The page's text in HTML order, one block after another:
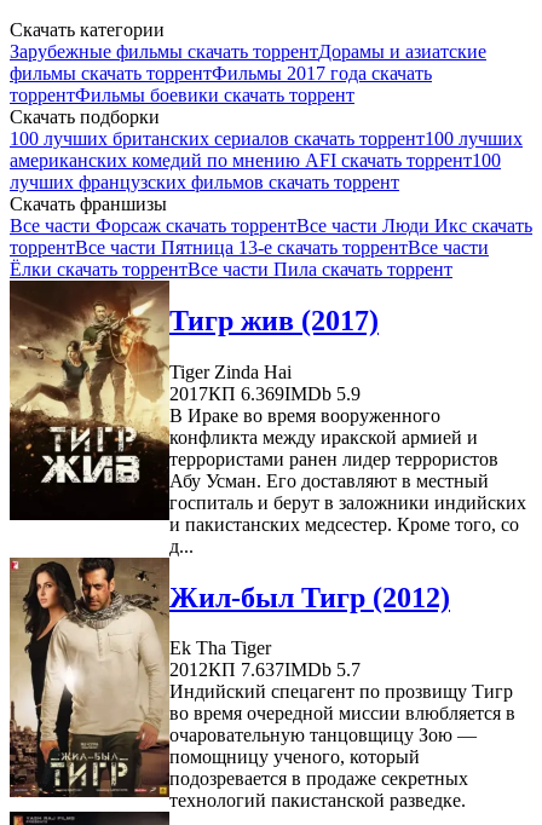
Скачать категории
Зарубежные фильмы скачать торрентДорамы и азиатские
фильмы скачать торрентФильмы 2017 года скачать
торрентФильмы боевики скачать торрент
Скачать подборки
100 лучших британских сериалов скачать торрент100 лучших
американских комедий по мнению AFI скачать торрент100
лучших французских фильмов скачать торрент
Скачать франшизы
Все части Форсаж скачать торрентВсе части Люди Икс скачать
торрентВсе части Пятница 13-е скачать торрентВсе части
Ёлки скачать торрентВсе части Пила скачать торрент
Тигр жив (2017)
Tiger Zinda Hai
2017КП 6.369IMDb 5.9
В Ираке во время вооруженного
конфликта между иракской армией и
террористами ранен лидер террористов
Абу Усман. Его доставляют в местный
госпиталь и берут в заложники индийских
и пакистанских медсестер. Кроме того, со
д...
Жил-был Тигр (2012)
Ek Tha Tiger
2012КП 7.637IMDb 5.7
Индийский спецагент по прозвищу Тигр
во время очередной миссии влюбляется в
очаровательную танцовщицу Зою —
помощницу ученого, который
подозревается в продаже секретных
технологий пакистанской разведке.